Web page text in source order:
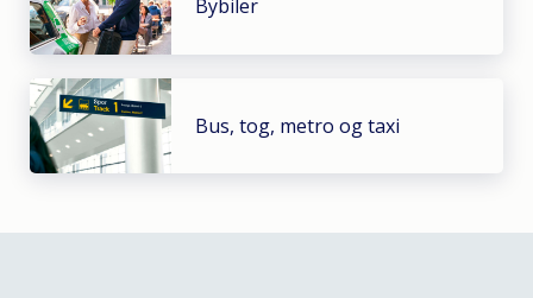
Bybiler
Bus, tog, metro og taxi